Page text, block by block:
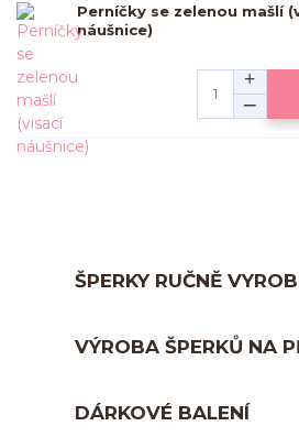
Perníčky se zelenou mašlí
náušnice)
ŠPERKY RUČNĚ
VÝROBA ŠPERKŮ NA
DÁRKOVÉ BALENÍ